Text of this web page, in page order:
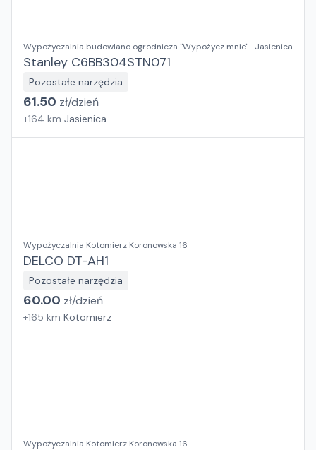
Wypożyczalnia budowlano ogrodnicza "Wypożycz mnie"- Jasienica
Stanley C6BB304STN071
Pozostałe narzędzia
61.50 zł/dzień
+164 km Jasienica
Wypożyczalnia Kotomierz Koronowska 16
DELCO DT-AH1
Pozostałe narzędzia
60.00 zł/dzień
+165 km Kotomierz
Wypożyczalnia Kotomierz Koronowska 16